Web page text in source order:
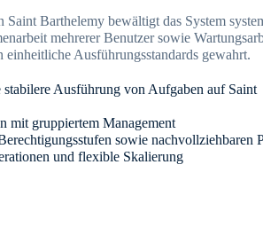
Saint Barthelemy bewältigt das System
mehrerer Benutzer sowie
Ausführungsstandards gewahrt.
Ausführung von Aufgaben auf Saint
mit gruppiertem Management
sowie nachvollziehbaren
und flexible Skalierung